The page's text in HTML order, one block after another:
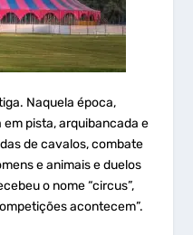
Naquela época,
pista, arquibancada e
de cavalos, combate
e animais e duelos
o nome “circus”,
acontecem”.